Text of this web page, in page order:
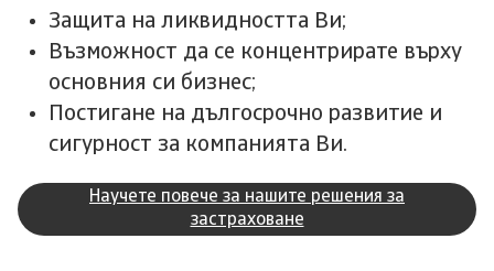
Защита на ликвидността Ви;
Възможност да се концентрирате върху
основния си бизнес;
Постигане на дългосрочно развитие и
сигурност за компанията Ви.
Научете повече за нашите решения за
застраховане